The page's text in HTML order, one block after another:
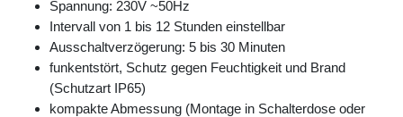
Spannung: 230V ~50Hz
​Intervall von 1 bis 12 Stunden einstellbar
Ausschaltverzögerung: 5 bis 30 Minuten
funkentstört, Schutz gegen Feuchtigkeit und Brand
(Schutzart IP65)
kompakte Abmessung (Montage in Schalterdose oder